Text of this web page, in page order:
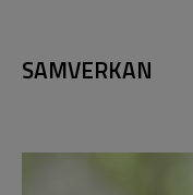
SAMVERKAN